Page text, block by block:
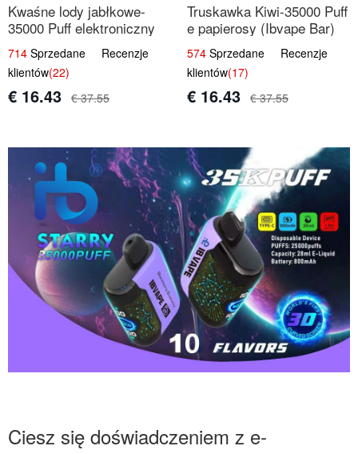
Kwaśne lody jabłkowe-
35000 Puff elektroniczny
papieros
714 Sprzedane Recenzje
klientów(22)
€ 16.43 € 37.55
Truskawka Kiwi-35000 Puff
e papierosy (Ibvape Bar)
574 Sprzedane Recenzje
klientów(17)
€ 16.43 € 37.55
Ciesz się doświadczeniem z e-